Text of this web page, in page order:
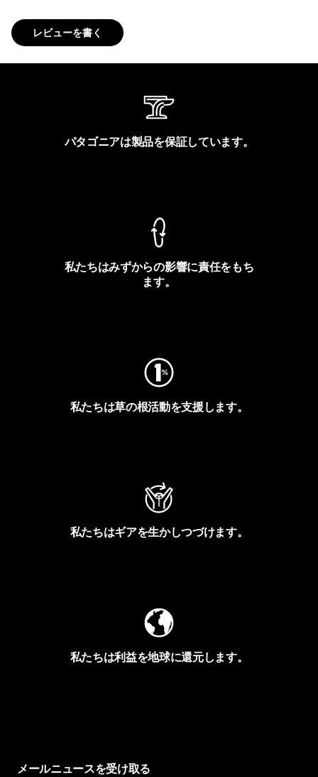
レビューを書く
パタゴニアは製品を保証しています。
私たちはみずからの影響に責任をもち
ます。
私たちは草の根活動を支援します。
私たちはギアを生かしつづけます。
私たちは利益を地球に還元します。
メールニュースを受け取る